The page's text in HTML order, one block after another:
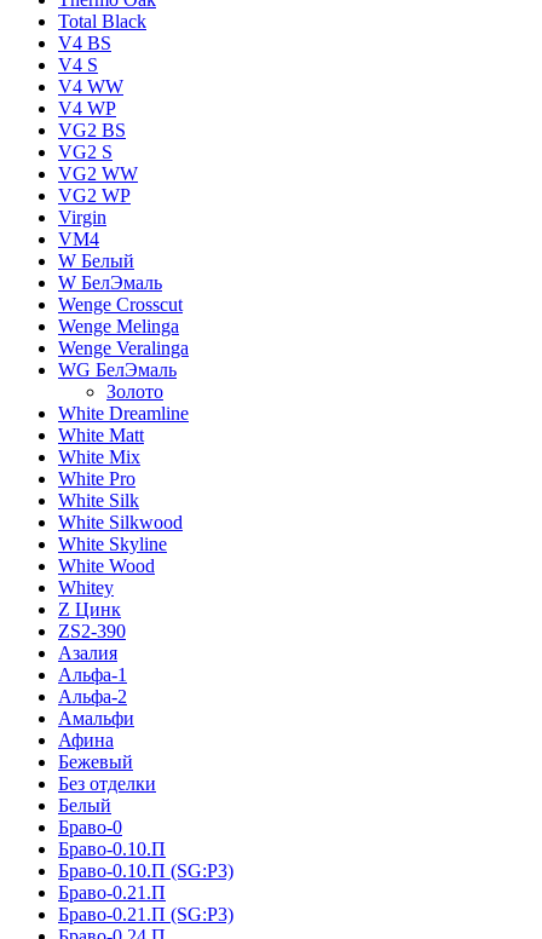
Total Black
V4 BS
V4 S
V4 WW
V4 WР
VG2 BS
VG2 S
VG2 WW
VG2 WР
Virgin
VM4
W Белый
W БелЭмаль
Wenge Crosscut
Wenge Melinga
Wenge Veralinga
WG БелЭмаль
Золото
White Dreamline
White Matt
White Mix
White Pro
White Silk
White Silkwood
White Skyline
White Wood
Whitey
Z Цинк
ZS2-390
Азалия
Альфа-1
Альфа-2
Амальфи
Афина
Бежевый
Без отделки
Белый
Браво-0
Браво-0.10.П
Браво-0.10.П (SG:P3)
Браво-0.21.П
Браво-0.21.П (SG:P3)